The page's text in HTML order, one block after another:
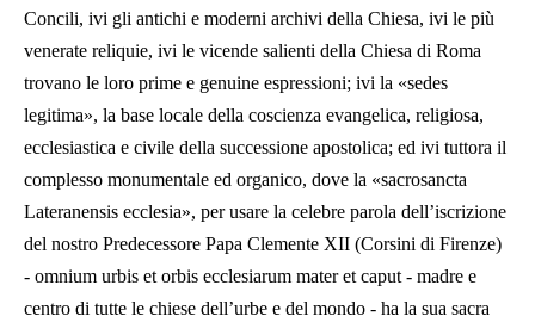
Concili, ivi gli antichi e moderni archivi della Chiesa, ivi le più
venerate reliquie, ivi le vicende salienti della Chiesa di Roma
trovano le loro prime e genuine espressioni; ivi la «sedes
legitima», la base locale della coscienza evangelica, religiosa,
ecclesiastica e civile della successione apostolica; ed ivi tuttora il
complesso monumentale ed organico, dove la «sacrosancta
Lateranensis ecclesia», per usare la celebre parola dell’iscrizione
del nostro Predecessore Papa Clemente XII (Corsini di Firenze)
- omnium urbis et orbis ecclesiarum mater et caput - madre e
centro di tutte le chiese dell’urbe e del mondo - ha la sua sacra